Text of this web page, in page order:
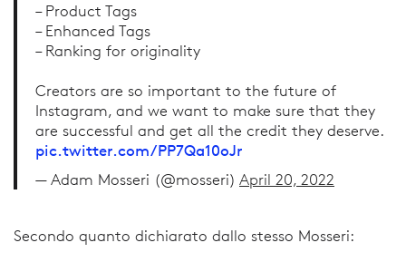
– Product Tags
– Enhanced Tags
– Ranking for originality
Creators are so important to the future of
Instagram, and we want to make sure that they
are successful and get all the credit they deserve.
pic.twitter.com/PP7Qa10oJr
— Adam Mosseri (@mosseri) April 20, 2022
Secondo quanto dichiarato dallo stesso Mosseri: